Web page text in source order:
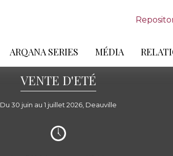
ARQANA SERIES MÉDIA
VENTE D'ETÉ
Du 30 juin au 1 juillet 2026, Deauville